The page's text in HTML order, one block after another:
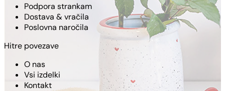
Podpora strankam
Dostava & vračila
Poslovna naročila
Hitre povezave
O nas
Vsi izdelki
Kontakt